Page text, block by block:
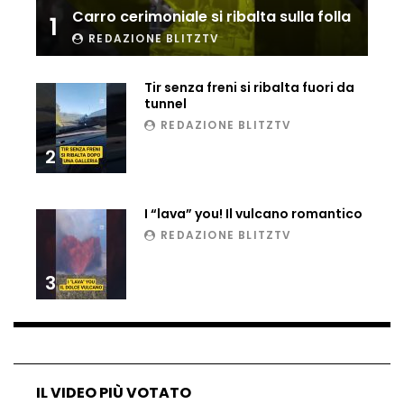
Ucraina, ecco come gli F16 intercettano
i droni russi
Tir bloccato sul passaggio a livello:
treno lo distrugge
all’improvviso
Auto fuori controllo in Guatemala,
Russia sotto zero: fiumi congelati e navi
rompighiaccio a Mosca
1 Carro cerimoniale si ribalta sulla folla
REDAZIONE BLITZTV
2
Tir senza freni si ribalta fuori da
tunnel
REDAZIONE BLITZTV
3
I “lava” you! Il vulcano romantico
REDAZIONE BLITZTV
IL VIDEO PIÙ VOTATO